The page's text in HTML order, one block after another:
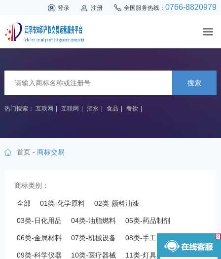
登录 注册 全国服务热线：0766-8820979
搜索
热门搜索： 互联网 互联网 酒水 食品 餐饮
首页- 商标交易
商标类别：
全部 01类-化学原料 02类-颜料油漆
03类-日化用品 04类-油脂燃料 05类-药品制剂
06类-金属材料 07类-机械设备 08类-手工器械
09类-科学仪器 10类-医疗器械 11类-灯具空调